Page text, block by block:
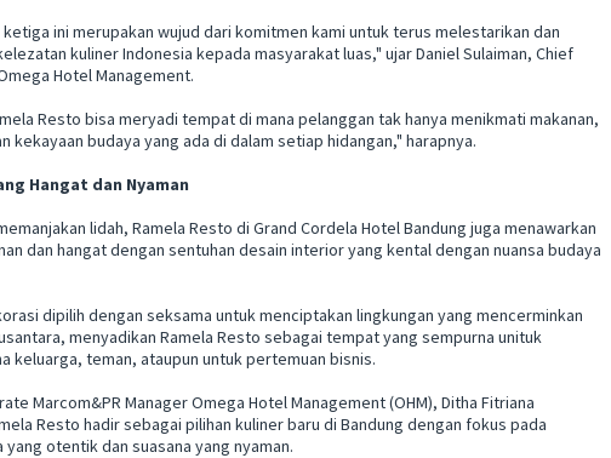
ini merupakan wujud dari komitmen kami untuk terus melestarikan dan
kuliner Indonesia kepada masyarakat luas," ujar Daniel Sulaiman, Chief
Hotel Management.
Resto bisa meryadi tempat di mana pelanggan tak hanya menikmati makanan,
kekayaan budaya yang ada di dalam setiap hidangan," harapnya.
Hangat dan Nyaman
lidah, Ramela Resto di Grand Cordela Hotel Bandung juga menawarkan
dan hangat dengan sentuhan desain interior yang kental dengan nuansa budaya
dipilih dengan seksama untuk menciptakan lingkungan yang mencerminkan
menyadikan Ramela Resto sebagai tempat yang sempurna unituk
keluarga, teman, ataupun untuk pertemuan bisnis.
Marcom&PR Manager Omega Hotel Management (OHM), Ditha Fitriana
Resto hadir sebagai pilihan kuliner baru di Bandung dengan fokus pada
yang otentik dan suasana yang nyaman.